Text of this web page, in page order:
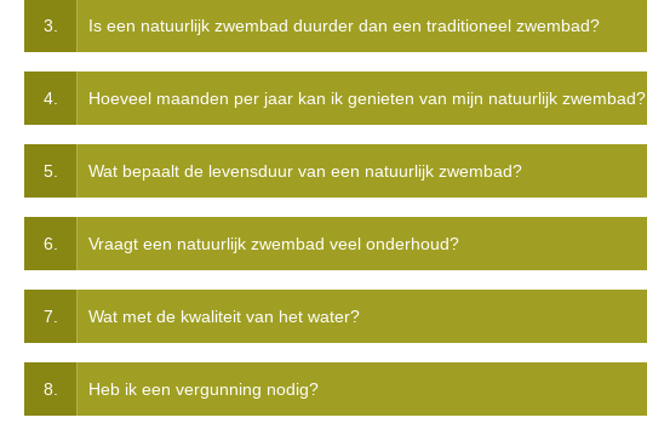
3. Is een natuurlijk zwembad duurder dan een traditioneel zwembad?
4. Hoeveel maanden per jaar kan ik genieten van mijn natuurlijk zwembad?
5. Wat bepaalt de levensduur van een natuurlijk zwembad?
6. Vraagt een natuurlijk zwembad veel onderhoud?
7. Wat met de kwaliteit van het water?
8. Heb ik een vergunning nodig?